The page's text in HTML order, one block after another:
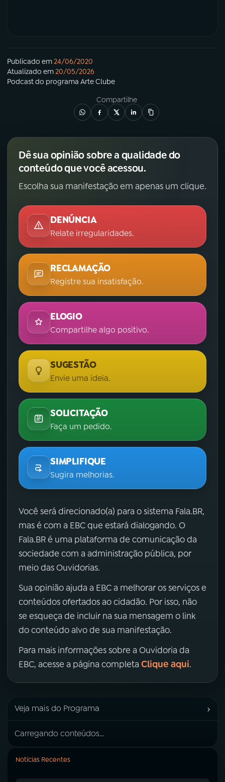
Publicado em24/06/2020
Atualizado em20/05/2026
Podcastdo programa Arte Clube
Compartilhe
Dê sua opinião sobre a qualidade do
conteúdo que você acessou.
Escolha sua manifestação em apenas um clique.
DENÚNCIA
Relate irregularidades.
RECLAMAÇÃO
Registre sua insatisfação.
ELOGIO
Compartilhe algo positivo.
SUGESTÃO
Envie uma ideia.
SOLICITAÇÃO
Faça um pedido.
SIMPLIFIQUE
Sugira melhorias.
Você será direcionado(a) para o sistema Fala.BR,
mas é com a EBC que estará dialogando. O
Fala.BR é uma plataforma de comunicação da
sociedade com a administração pública, por
meio das Ouvidorias.
Sua opinião ajuda a EBC a melhorar os serviços e
conteúdos ofertados ao cidadão. Por isso, não
se esqueça de incluir na sua mensagem o link
do conteúdo alvo de sua manifestação.
Para mais informações sobre a Ouvidoria da
EBC, acesse a página completa Clique aqui.
Veja mais do Programa ›
Carregando conteúdos...
Notícias Recentes